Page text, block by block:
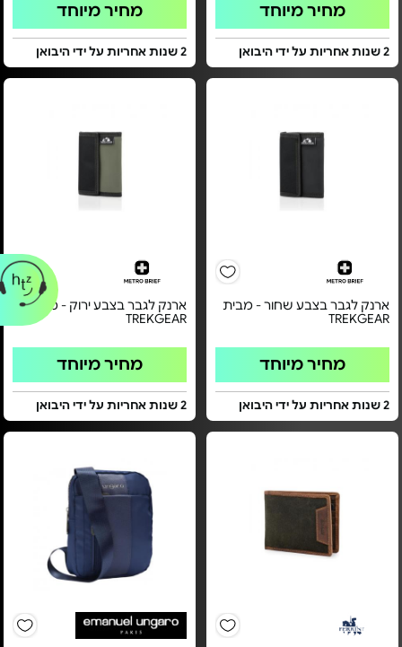
מחיר מיוחד
2 שנות אחריות על ידי היבואן
מחיר מיוחד
2 שנות אחריות על ידי היבואן
ארנק לגבר בצבע שחור - מבית
TREKGEAR
מחיר מיוחד
2 שנות אחריות על ידי היבואן
ארנק לגבר בצבע ירוק - מבית
TREKGEAR
מחיר מיוחד
2 שנות אחריות על ידי היבואן